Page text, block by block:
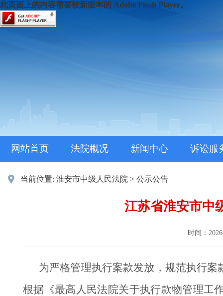
此页面上的内容需要较新版本的 Adobe Flash Player。
网站首页 法院概况 新闻中心 诉讼服
当前位置: 淮安市中级人民法院 > 公示公告
江苏省淮安市中
时间：
为严格管理执行案款发放，规范执行
根据《最高人民法院关于执行款物管理工